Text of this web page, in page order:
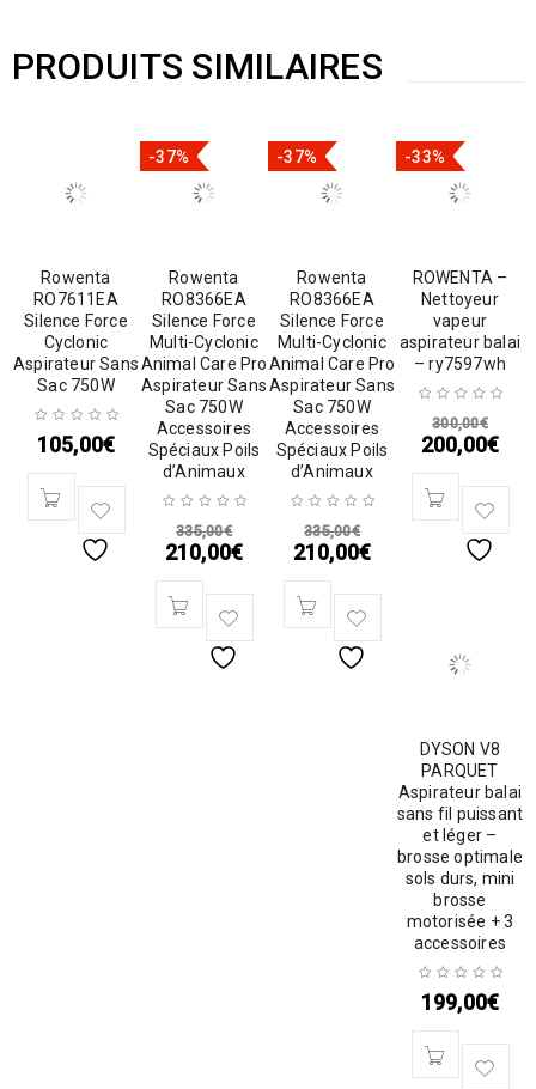
PRODUITS SIMILAIRES
Rowenta
RO7611EA
Silence Force
Cyclonic
Aspirateur Sans
Sac 750W
105,00€
-37%
Rowenta
RO8366EA
Silence Force
Multi-Cyclonic
Animal Care Pro
Aspirateur Sans
Sac 750W
Accessoires
Spéciaux Poils
d’Animaux
335,00€
210,00€
-37%
Rowenta
RO8366EA
Silence Force
Multi-Cyclonic
Animal Care Pro
Aspirateur Sans
Sac 750W
Accessoires
Spéciaux Poils
d’Animaux
335,00€
210,00€
-33%
ROWENTA –
Nettoyeur
vapeur
aspirateur balai
– ry7597wh
300,00€
200,00€
DYSON V8
PARQUET
Aspirateur balai
sans fil puissant
et léger –
brosse optimale
sols durs, mini
brosse
motorisée + 3
accessoires
199,00€